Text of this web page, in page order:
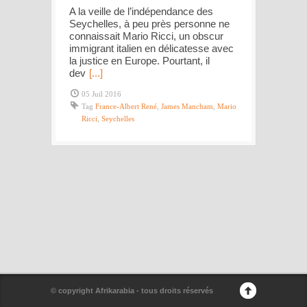
A la veille de l’indépendance des
Seychelles, à peu près personne ne
connaissait Mario Ricci, un obscur
immigrant italien en délicatesse avec
la justice en Europe. Pourtant, il
dev [...]
05 Juil 2016
Tag France-Albert René James Mancham Mario
Ricci Seychelles
© copyright Afrikarabia - tous droits réservés